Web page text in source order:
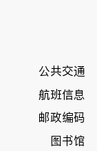
公共交通
航班信息
邮政编码
图书馆